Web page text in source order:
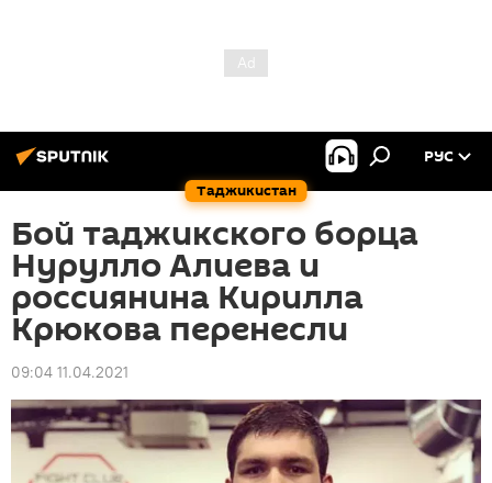
Таджикистан
РУС
Бой таджикского борца
Нурулло Алиева и
россиянина Кирилла
Крюкова перенесли
09:04 11.04.2021